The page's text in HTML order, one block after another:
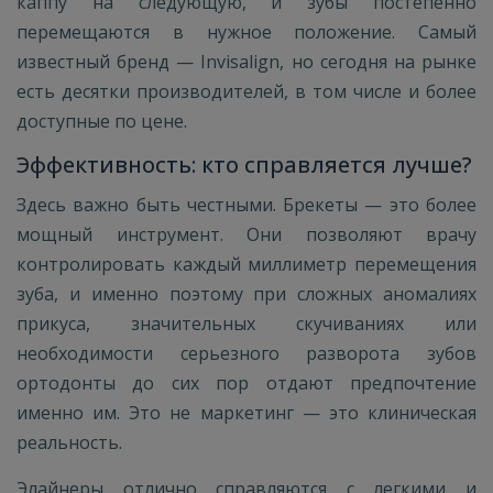
перемещаются в нужное положение. Самый
известный бренд — Invisalign, но сегодня на рынке
есть десятки производителей, в том числе и более
доступные по цене.
Эффективность: кто справляется лучше?
Здесь важно быть честными. Брекеты — это более
мощный инструмент. Они позволяют врачу
контролировать каждый миллиметр перемещения
зуба, и именно поэтому при сложных аномалиях
прикуса, значительных скучиваниях или
необходимости серьезного разворота зубов
ортодонты до сих пор отдают предпочтение
именно им. Это не маркетинг — это клиническая
реальность.